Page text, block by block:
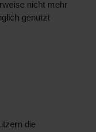
nicht mehr
genutzt
die